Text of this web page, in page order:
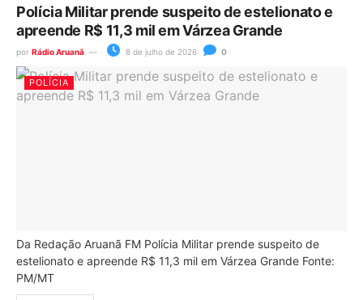
Polícia Militar prende suspeito de estelionato e
apreende R$ 11,3 mil em Várzea Grande
por Rádio Aruanã 8 de julho de 2026 0
POLÍCIA
Da Redação Aruanã FM Polícia Militar prende suspeito de
estelionato e apreende R$ 11,3 mil em Várzea Grande Fonte:
PM/MT